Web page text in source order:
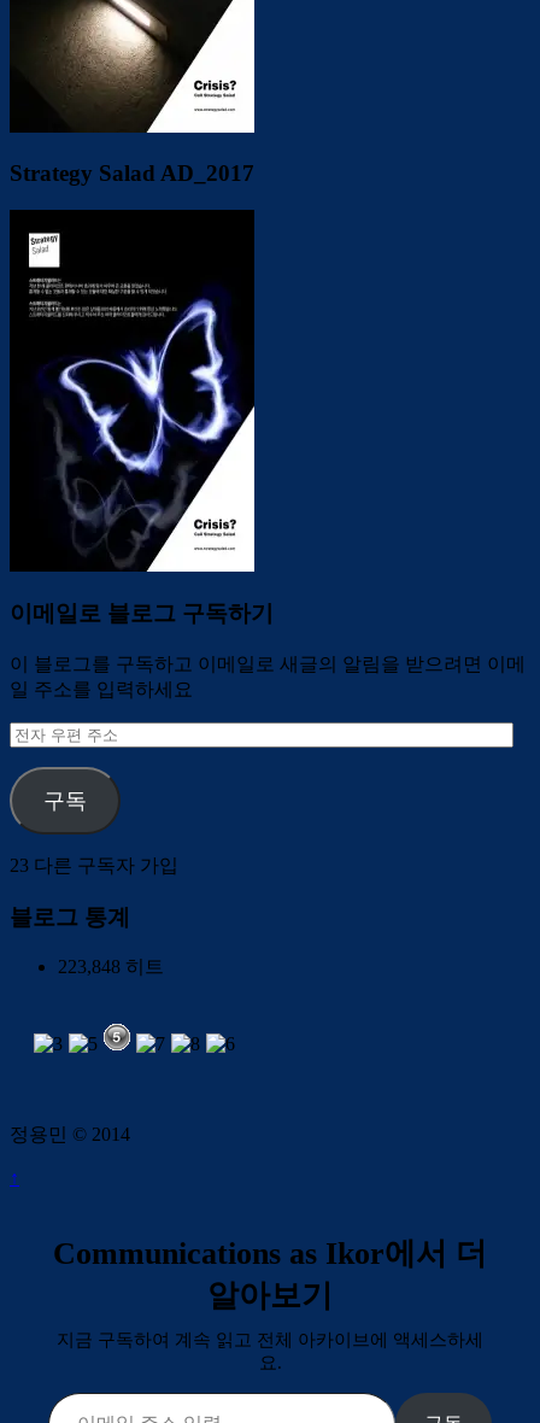
Strategy Salad AD_2017
이메일로 블로그 구독하기
이 블로그를 구독하고 이메일로 새글의 알림을 받으려면 이메
일 주소를 입력하세요
전
우
편
주
소
구독
23 다른 구독자 가입
블로그 통계
223,848 히트
정용민 © 2014
↑
Communications as Ikor에서 더
알아보기
지금 구독하여 계속 읽고 전체 아카이브에 액세스하세
요.
이메일 주소 입력…